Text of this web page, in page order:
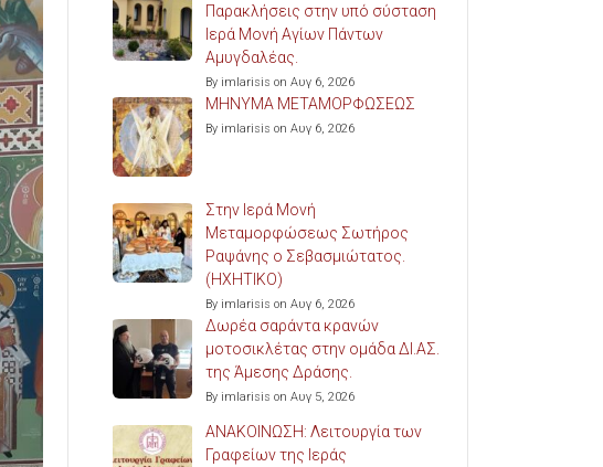
Παρακλήσεις στην υπό σύσταση
Ιερά Μονή Αγίων Πάντων
Αμυγδαλέας.
By imlarisis on Αυγ 6, 2026
ΜΗΝΥΜΑ ΜΕΤΑΜΟΡΦΩΣΕΩΣ
By imlarisis on Αυγ 6, 2026
Στην Ιερά Μονή
Μεταμορφώσεως Σωτήρος
Ραψάνης ο Σεβασμιώτατος.
(ΗΧΗΤΙΚΟ)
By imlarisis on Αυγ 6, 2026
Δωρέα σαράντα κρανών
μοτοσικλέτας στην ομάδα ΔΙ.ΑΣ.
της Άμεσης Δράσης.
By imlarisis on Αυγ 5, 2026
ΑΝΑΚΟΙΝΩΣΗ: Λειτουργία των
Γραφείων της Ιεράς